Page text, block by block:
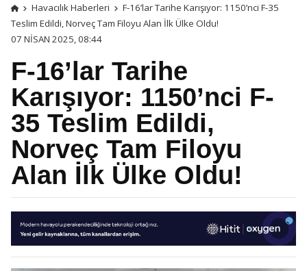
Havacılık Haberleri
F-16’lar Tarihe Karışıyor: 1150’nci F-35
Teslim Edildi, Norveç Tam Filoyu Alan İlk Ülke Oldu!
07 NISAN 2025, 08:44
F-16’lar Tarihe
Karışıyor: 1150’nci F-
35 Teslim Edildi,
Norveç Tam Filoyu
Alan İlk Ülke Oldu!